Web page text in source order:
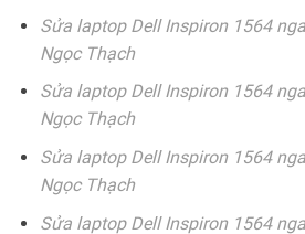
Sửa laptop Dell Inspiron 1564
Ngọc Thạch
Sửa laptop Dell Inspiron 1564
Ngọc Thạch
Sửa laptop Dell Inspiron 1564
Ngọc Thạch
Sửa laptop Dell Inspiron 1564